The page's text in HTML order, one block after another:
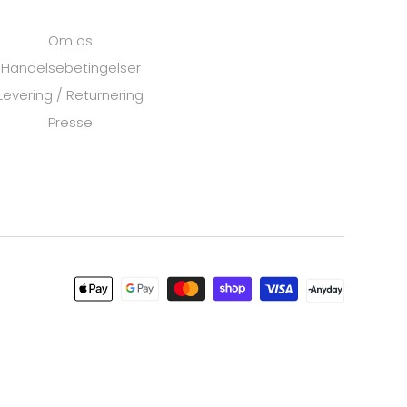
Om os
Handelsebetingelser
/ Returnering
Presse